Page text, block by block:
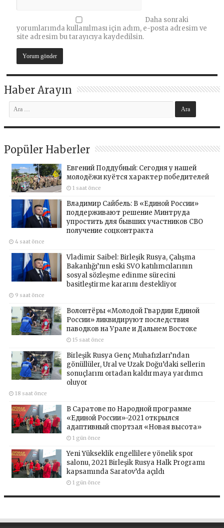
Daha sonraki
yorumlarımda kullanılması için adım, e-posta adresim ve
site adresim bu tarayıcıya kaydedilsin.
Haber Arayın
Popüler Haberler
Евгений Поддубный: Сегодня у нашей
молодёжи куётся характер победителей
1 saat önce
Владимир Сайбель: В «Единой России»
поддерживают решение Минтруда
упростить для бывших участников СВО
получение соцконтракта
4 saat önce
Vladimir Saibel: Birleşik Rusya, Çalışma
Bakanlığı’nın eski SVO katılımcılarının
sosyal sözleşme edinme sürecini
basitleştirme kararını destekliyor
9 saat önce
Волонтёры «Молодой Гвардии Единой
России» ликвидируют последствия
паводков на Урале и Дальнем Востоке
15 saat önce
Birleşik Rusya Genç Muhafızları’ndan
gönüllüler, Ural ve Uzak Doğu’daki sellerin
sonuçlarını ortadan kaldırmaya yardımcı
oluyor
18 saat önce
В Саратове по Народной программе
«Единой России»-2021 открылся
адаптивный спортзал «Новая высота»
1 gün önce
Yeni Yükseklik engellilere yönelik spor
salonu, 2021 Birleşik Rusya Halk Programı
kapsamında Saratov’da açıldı
1 gün önce